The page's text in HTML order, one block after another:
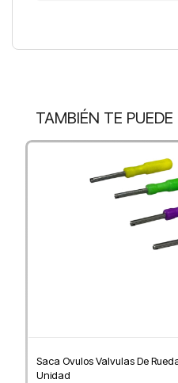
TAMBIÉN TE PUEDE
Saca Ovulos Valvulas De
Unidad